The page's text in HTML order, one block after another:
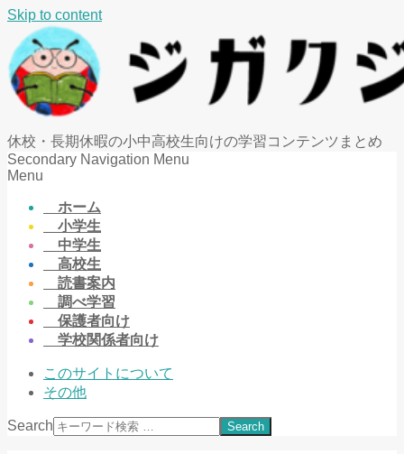
Skip to content
休校・長期休暇の小中高校生向けの学習コンテンツまとめ
Secondary Navigation Menu
Menu
ホーム
小学生
中学生
高校生
読書案内
調べ学習
保護者向け
学校関係者向け
このサイトについて
その他
Search